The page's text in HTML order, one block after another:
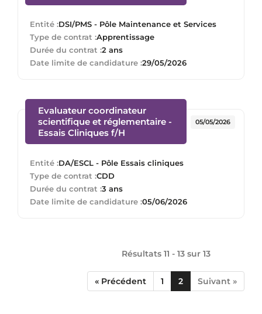
Entité :DSI/PMS - Pôle Maintenance et Services
Type de contrat :Apprentissage
Durée du contrat :2 ans
Date limite de candidature :29/05/2026
Evaluateur coordinateur
scientifique et réglementaire -
Essais Cliniques f/H
Entité :DA/ESCL - Pôle Essais cliniques
Type de contrat :CDD
Durée du contrat :3 ans
05/05/2026
Date limite de candidature :05/06/2026
Résultats 11 - 13 sur 13
« Précédent 1 2 Suivant »